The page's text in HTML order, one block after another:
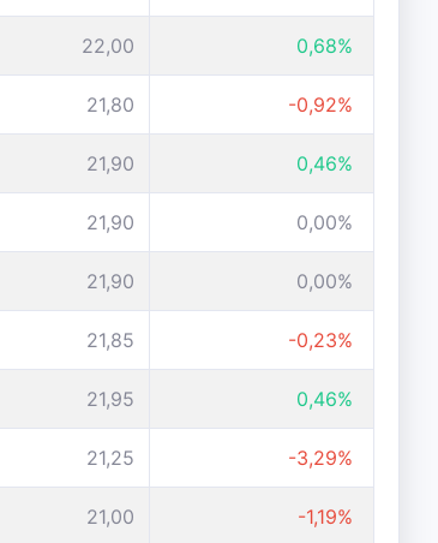
22,00 0,68%
21,80 -0,92%
21,90 0,46%
21,90 0,00%
21,90 0,00%
21,85 -0,23%
21,95 0,46%
21,25 -3,29%
21,00 -1,19%